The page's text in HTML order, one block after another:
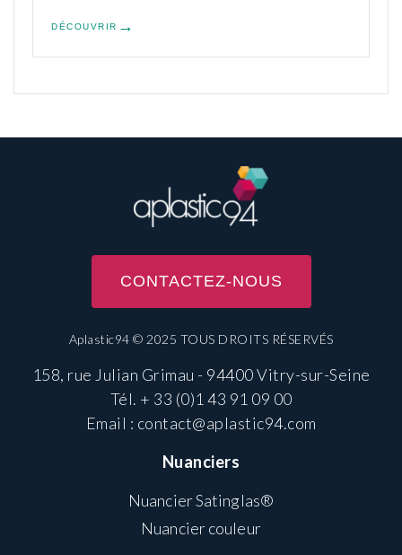
DÉCOUVRIR
CONTACTEZ-NOUS
Aplastic94 © 2025 TOUS DROITS RÉSERVÉS
158, rue Julian Grimau - 94400 Vitry-sur-Seine
Tél. + 33 (0)1 43 91 09 00
Email : contact@aplastic94.com
Nuanciers
Nuancier Satinglas®
Nuancier couleur